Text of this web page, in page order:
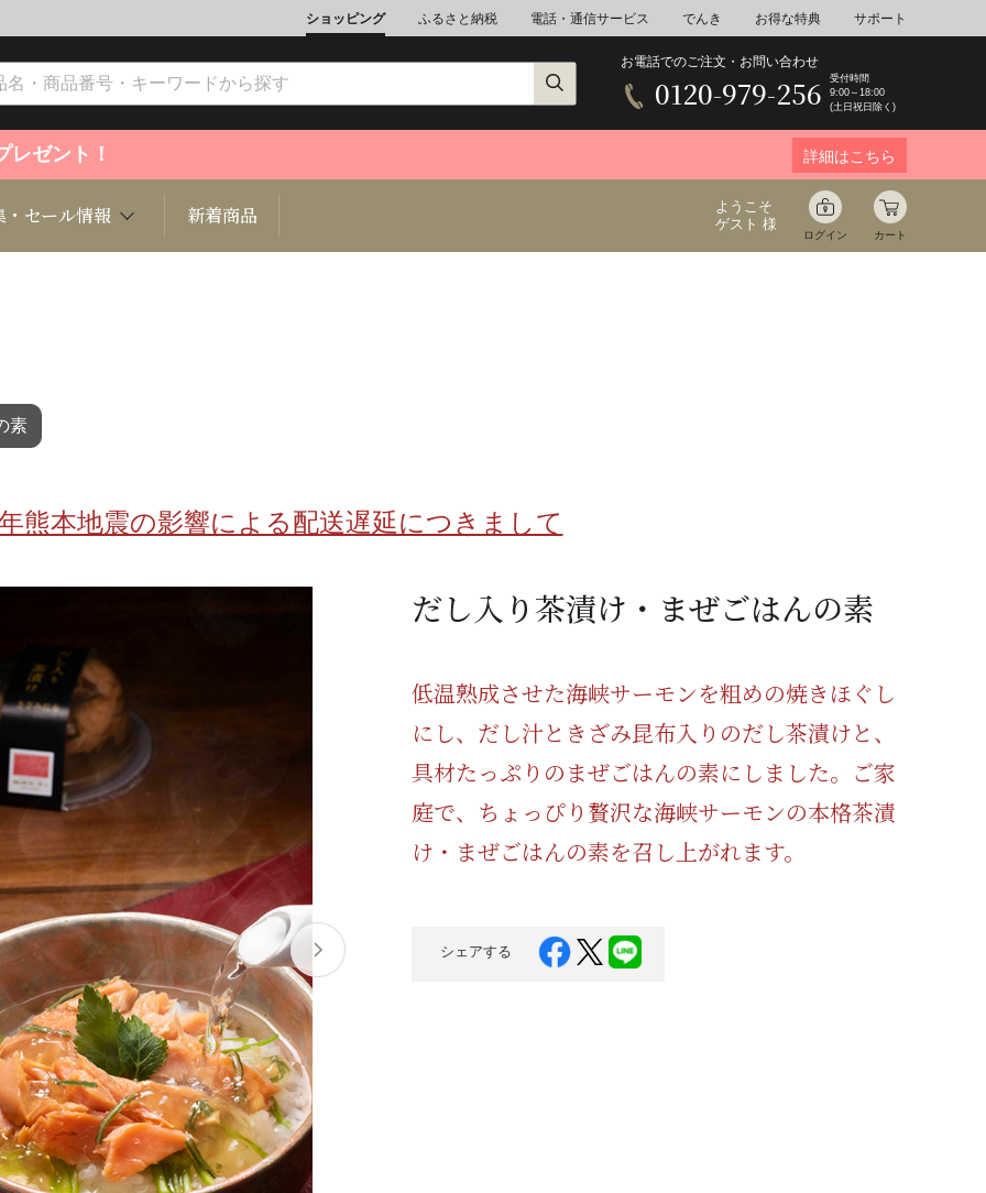
ショッピング ふるさと納税 電話・通信サービス でんき お得な特典 サポート
お電話でのご注文・お問い合わせ
0120-979-256
受付時間
9:00～18:00
(土日祝日除く)
レゼント！ 詳細はこちら
ン
・セール情報 新着商品
ようこそ
ゲスト 様
ログイン カート
素
熊本地震の影響による配送遅延につきまして
だし入り茶漬け・まぜごはんの素
低温熟成させた海峡サーモンを粗めの焼きほぐし
にし、だし汁ときざみ昆布入りのだし茶漬けと、
具材たっぷりのまぜごはんの素にしました。ご家
庭で、ちょっぴり贅沢な海峡サーモンの本格茶漬
け・まぜごはんの素を召し上がれます。
シェアする